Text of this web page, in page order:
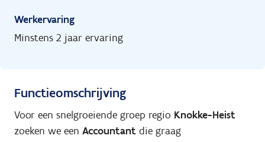
Werkervaring
Minstens 2 jaar ervaring
Functieomschrijving
Voor een snelgroeiende groep regio Knokke-Heist
zoeken we een Accountant die graag